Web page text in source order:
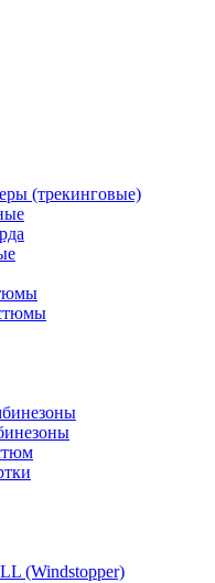
(трекинговые)
(Windstopper)